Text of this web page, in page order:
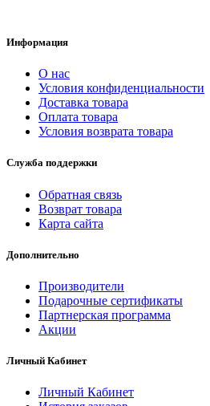
Информация
О нас
Условия конфиденциальности
Доставка товара
Оплата товара
Условия возврата товара
Служба поддержки
Обратная связь
Возврат товара
Карта сайта
Дополнительно
Производители
Подарочные сертификаты
Партнерская программа
Акции
Личный Кабинет
Личный Кабинет